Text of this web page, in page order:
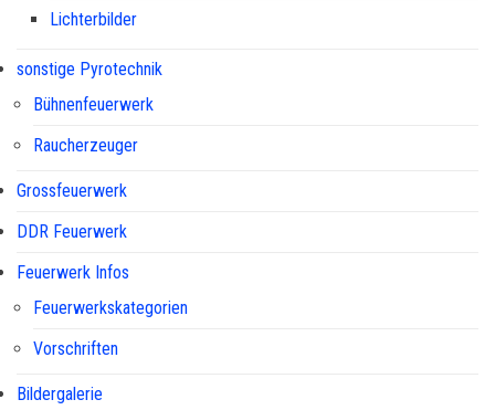
Lichterbilder
sonstige Pyrotechnik
Bühnenfeuerwerk
Raucherzeuger
Grossfeuerwerk
DDR Feuerwerk
Feuerwerk Infos
Feuerwerkskategorien
Vorschriften
Bildergalerie